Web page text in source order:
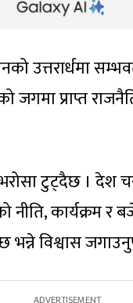
उत्तरार्धमा
जगमा प्राप्त
टुट्दैछ । देश
नीति, कार्यक्रम
विश्वास